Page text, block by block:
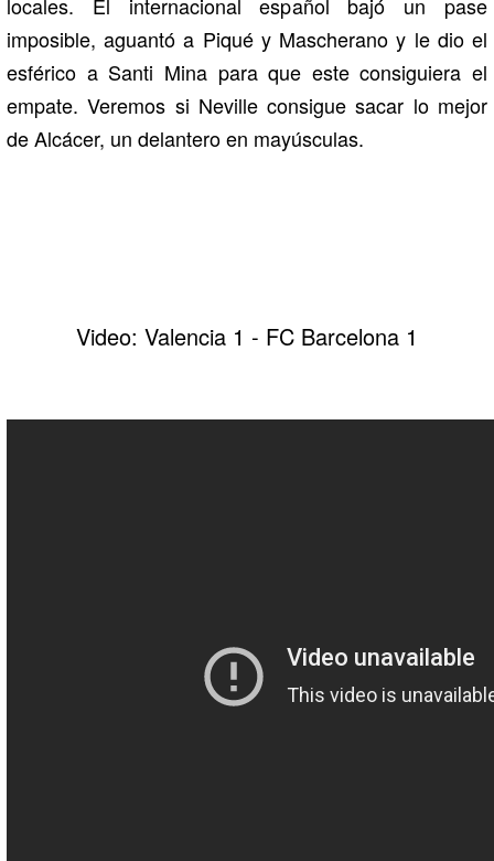
imposible, aguantó a Piqué y Mascherano y le dio el
esférico a Santi Mina para que este consiguiera el
empate. Veremos si Neville consigue sacar lo mejor
de Alcácer, un delantero en mayúsculas.
Video: Valencia 1 - FC Barcelona 1